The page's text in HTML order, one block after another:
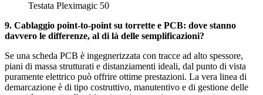
Testata Pleximagic 50
9. Cablaggio point-to-point su torrette e PCB: dove stanno
davvero le differenze, al di là delle semplificazioni?
Se una scheda PCB è ingegnerizzata con tracce ad alto spessore,
piani di massa strutturati e distanziamenti ideali, dal punto di vista
puramente elettrico può offrire ottime prestazioni. La vera linea di
demarcazione è di tipo costruttivo, manutentivo e di gestione delle